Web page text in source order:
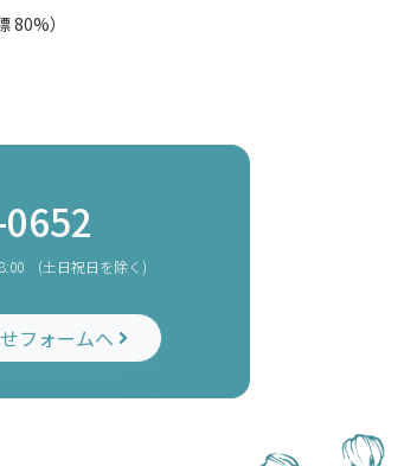
80%）
(土日祝日を除く)
フォームへ